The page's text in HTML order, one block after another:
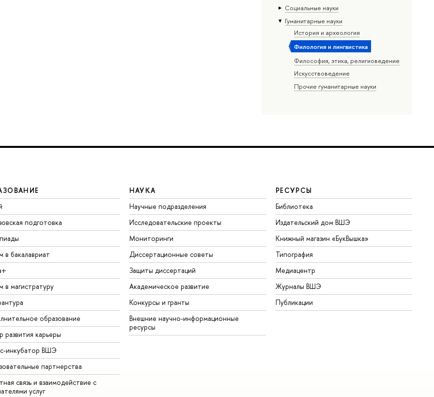
Социальные науки
Гуманитарные науки
История и археология
Филология и лингвистика
Философия, этика, религиоведение
Искусствоведение
Прочие гуманитарные науки
подготовка
в бакалавриат
в магистратуру
образование
развития карьеры
инкубатор ВШЭ
партнерства
связь и взаимодействие с
услуг
НАУКА
Научные подразделения
Исследовательские проекты
Мониторинги
Диссертационные советы
Защиты диссертаций
Академическое развитие
Конкурсы и гранты
Внешние научно-информационные
ресурсы
РЕСУРСЫ
Библиотека
Издательский дом ВШЭ
Книжный магазин «БукВышка»
Типография
Медиацентр
Журналы ВШЭ
Публикации